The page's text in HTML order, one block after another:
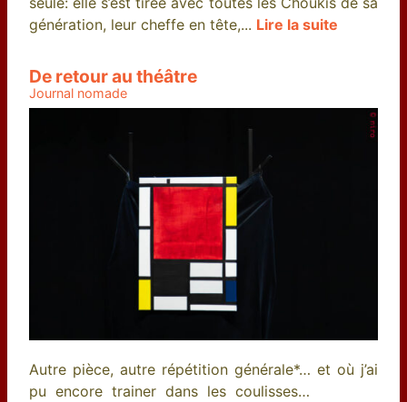
génération, leur cheffe en tête,... Lire la suite
De retour au théâtre
Journal nomade
Autre pièce, autre répétition générale*… et où j’ai
pu encore trainer dans les coulisses…